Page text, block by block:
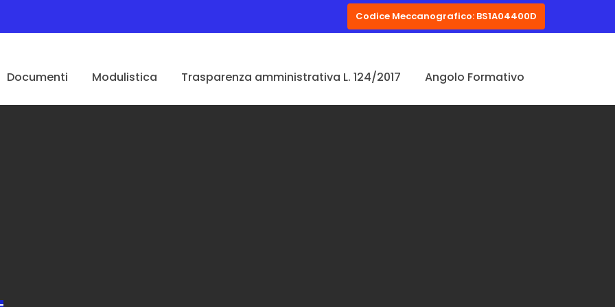
Codice Meccanografico: BS1A04400D
Documenti Modulistica Trasparenza amministrativa L. 124/2017 Angolo Formativo